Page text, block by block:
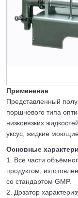
Применение
Представленный
поршневого типа
низковязких
уксус, жидкие моющие
Основные
1. Все части
продуктом,
со стандартом GMP.
2. Дозатор